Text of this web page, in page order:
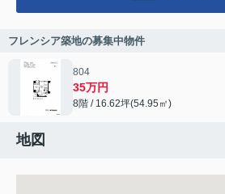
フレンシア築地の募集中物件
804
35万円
8階 / 16.62坪(54.95㎡)
地図